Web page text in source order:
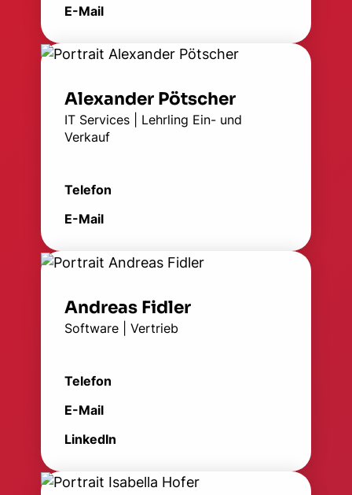
E-Mail
Alexander Pötscher
IT Services | Lehrling Ein- und
Verkauf
Telefon
E-Mail
Andreas Fidler
Software | Vertrieb
Telefon
E-Mail
LinkedIn